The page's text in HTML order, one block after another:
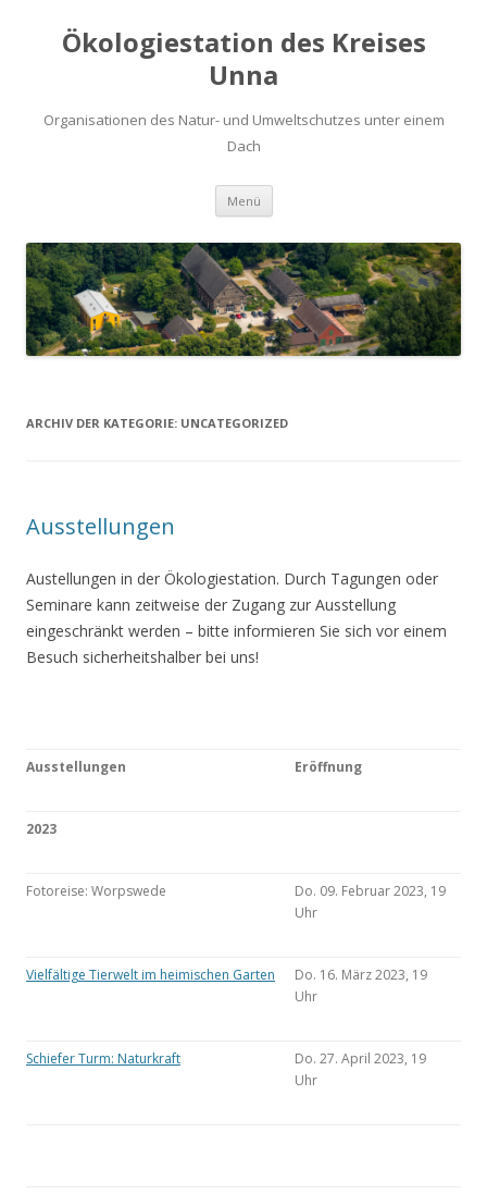
Ökologiestation des Kreises
Unna
Organisationen des Natur- und Umweltschutzes unter einem
Dach
Menü Zum
springen
ARCHIV DER KATEGORIE: UNCATEGORIZED
Ausstellungen
Austellungen in der Ökologiestation. Durch Tagungen oder
Seminare kann zeitweise der Zugang zur Ausstellung
eingeschränkt werden – bitte informieren Sie sich vor einem
Besuch sicherheitshalber bei uns!
Ausstellungen Eröffnung
2023
Fotoreise: Worpswede
Do. 09. Februar 2023, 19
Uhr
Vielfältige Tierwelt im heimischen Garten
Do. 16. März 2023, 19
Uhr
Schiefer Turm: Naturkraft
Do. 27. April 2023, 19
Uhr